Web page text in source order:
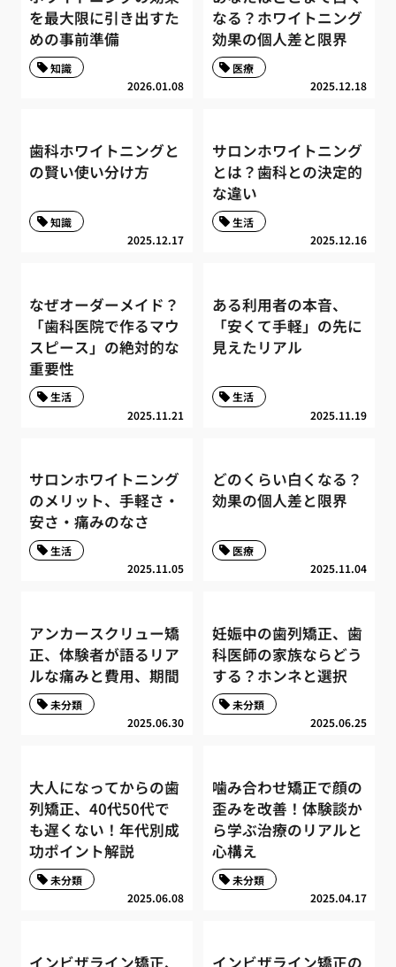
を最大限に引き出すた
めの事前準備
2026.01.08
知識
なる？ホワイトニング
効果の個人差と限界
2025.12.18
医療
歯科ホワイトニングと
の賢い使い分け方
2025.12.17
知識
サロンホワイトニング
とは？歯科との決定的
な違い
2025.12.16
生活
なぜオーダーメイド？
「歯科医院で作るマウ
スピース」の絶対的な
重要性
2025.11.21
生活
ある利用者の本音、
「安くて手軽」の先に
見えたリアル
2025.11.19
生活
サロンホワイトニング
のメリット、手軽さ・
安さ・痛みのなさ
2025.11.05
生活
どのくらい白くなる？
効果の個人差と限界
2025.11.04
医療
アンカースクリュー矯
正、体験者が語るリア
ルな痛みと費用、期間
2025.06.30
未分類
妊娠中の歯列矯正、歯
科医師の家族ならどう
する？ホンネと選択
2025.06.25
未分類
大人になってからの歯
列矯正、40代50代で
も遅くない！年代別成
功ポイント解説
2025.06.08
未分類
噛み合わせ矯正で顔の
歪みを改善！体験談か
ら学ぶ治療のリアルと
心構え
2025.04.17
未分類
インビザライン矯正、 インビザライン矯正の